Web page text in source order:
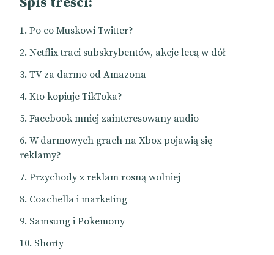
Po co Muskowi Twitter?
Netflix traci subskrybentów, akcje lecą w dół
TV za darmo od Amazona
Kto kopiuje TikToka?
Facebook mniej zainteresowany audio
W darmowych grach na Xbox pojawią się
reklamy?
Przychody z reklam rosną wolniej
Coachella i marketing
Samsung i Pokemony
Shorty